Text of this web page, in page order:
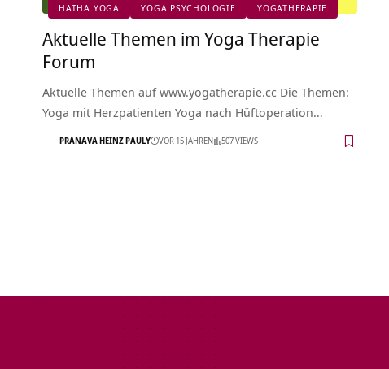
HATHA YOGA YOGA PSYCHOLOGIE YOGATHERAPIE
Aktuelle Themen im Yoga Therapie
Forum
Aktuelle Themen auf www.yogatherapie.cc Die Themen:
Yoga mit Herzpatienten Yoga nach Hüftoperation…
PRANAVA HEINZ PAULY VOR 15 JAHREN 507 VIEWS